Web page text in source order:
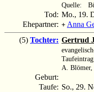
Quelle:
Tod: Mo., 19.
Ehepartner: + Anna
(5) Tochter: Gertrud
A. Blömer,
Geburt:
Taufe: So., 29.